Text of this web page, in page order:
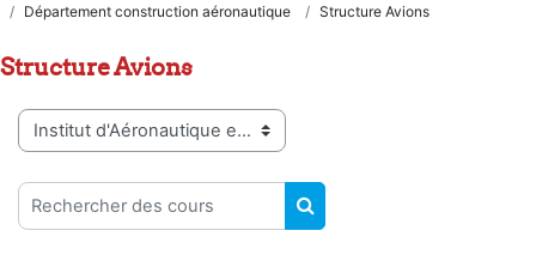
Département construction aéronautique
Structure Avions
Structure Avions
Catégories de cours
Rechercher des cours
RECHERCHER DES